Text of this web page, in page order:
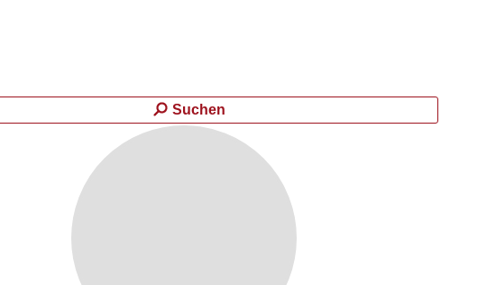
Suchen